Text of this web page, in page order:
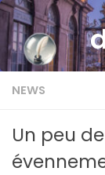
Skip to
NEWS
Un peu